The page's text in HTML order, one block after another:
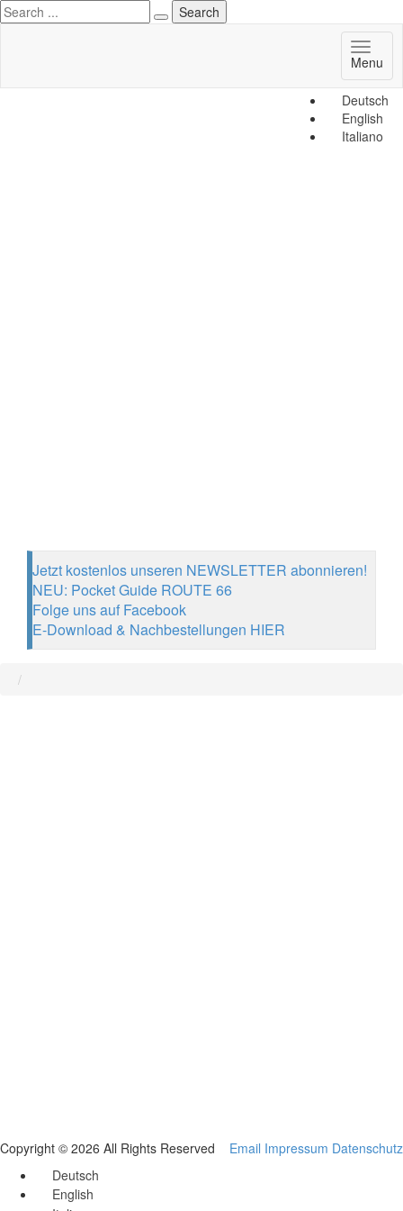
Deutsch
English
Italiano
Menu
Jetzt kostenlos unseren NEWSLETTER abonnieren!
NEU: Pocket Guide ROUTE 66
Folge uns auf Facebook
E-Download & Nachbestellungen HIER
Copyright © 2026 All Rights Reserved Email Impressum Datenschutz
Deutsch
English